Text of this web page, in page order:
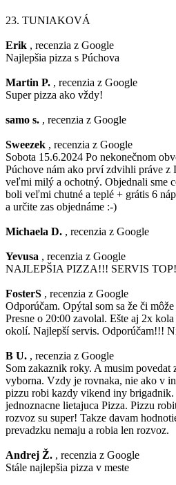
23. TUNIAKOVÁ
Erik , recenzia z Google
Najlepšia pizza s Púchova
Martin P. , recenzia z Google
Super pizza ako vždy!
samo s. , recenzia z Google
Sweezek , recenzia z Google
Sobota 15.6.2024 Po nekonečnom
Púchove nám ako prví zdvihli práve z
veľmi milý a ochotný. Objednali sme
boli veľmi chutné a teplé + grátis 6
a určite zas objednáme :-)
Michaela D. , recenzia z Google
Yevusa , recenzia z Google
NAJLEPŠIA PIZZA!!! SERVIS
FosterS , recenzia z Google
Odporúčam. Opýtal som sa že či
Presne o 20:00 zavolal. Ešte aj 2x
okolí. Najlepší servis. Odporúčam!!!
B U. , recenzia z Google
Som zakaznik roky. A musim povedat
vyborna. Vzdy je rovnaka, nie ako v
pizzu robi kazdy vikend iny
jednoznacne lietajuca Pizza. Pizzu
rozvoz su super! Takze davam
prevadzku nemaju a robia len rozvoz.
Andrej Ž. , recenzia z Google
Stále najlepšia pizza v meste